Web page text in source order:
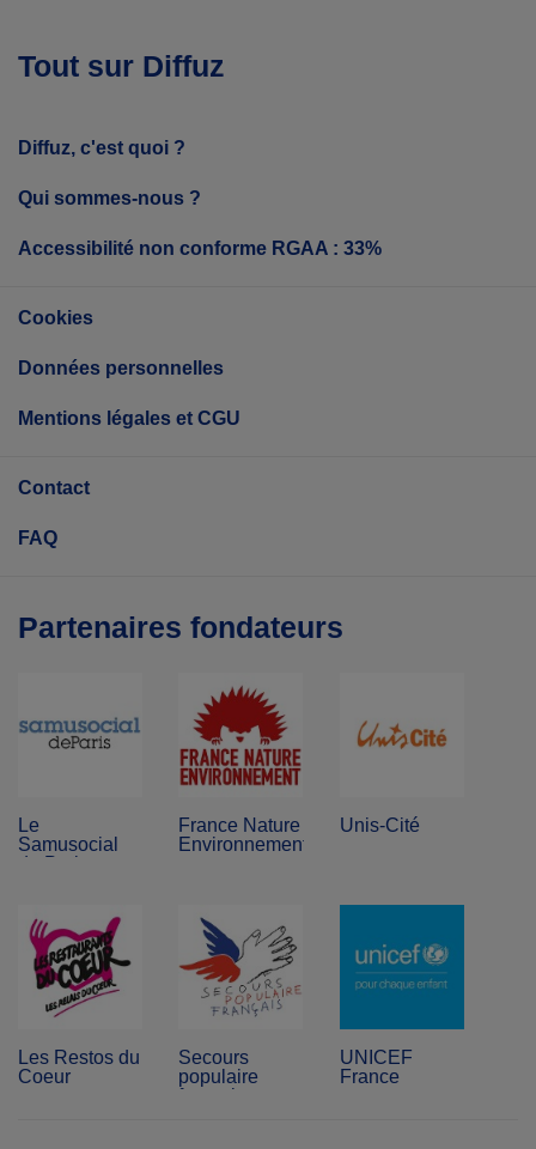
Tout sur Diffuz
Diffuz, c'est quoi ?
Qui sommes-nous ?
Accessibilité non conforme RGAA : 33%
Cookies
Données personnelles
Mentions légales et CGU
Contact
FAQ
Partenaires fondateurs
Le
Samusocial
de Paris
France Nature
Environnement
Unis-Cité
Les Restos du
Coeur
Secours
populaire
français
UNICEF
France